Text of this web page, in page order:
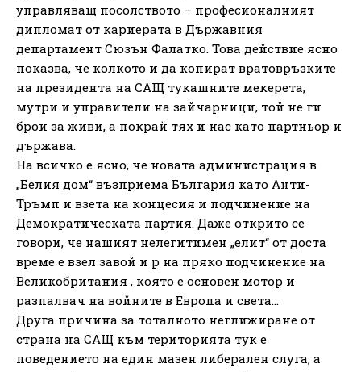
управляващ посолството – професионалният
дипломат от кариерата в Държавния
департамент Сюзън Фалатко. Това действие ясно
показва, че колкото и да копират вратовръзките
на президента на САЩ тукашните мекерета,
мутри и управители на зайчарници, той не ги
брои за живи, а покрай тях и нас като партньор и
държава.
На всичко е ясно, че новата администрация в
„Белия дом“ възприема България като Анти-
Тръмп и взета на концесия и подчинение на
Демократическата партия. Даже открито се
говори, че нашият нелегитимен „елит“ от доста
време е взел завой и р на пряко подчинение на
Великобритания , която е основен мотор и
разпалвач на войните в Европа и света…
Друга причина за тоталното неглижиране от
страна на САЩ към територията тук е
поведението на един мазен либерален слуга, а